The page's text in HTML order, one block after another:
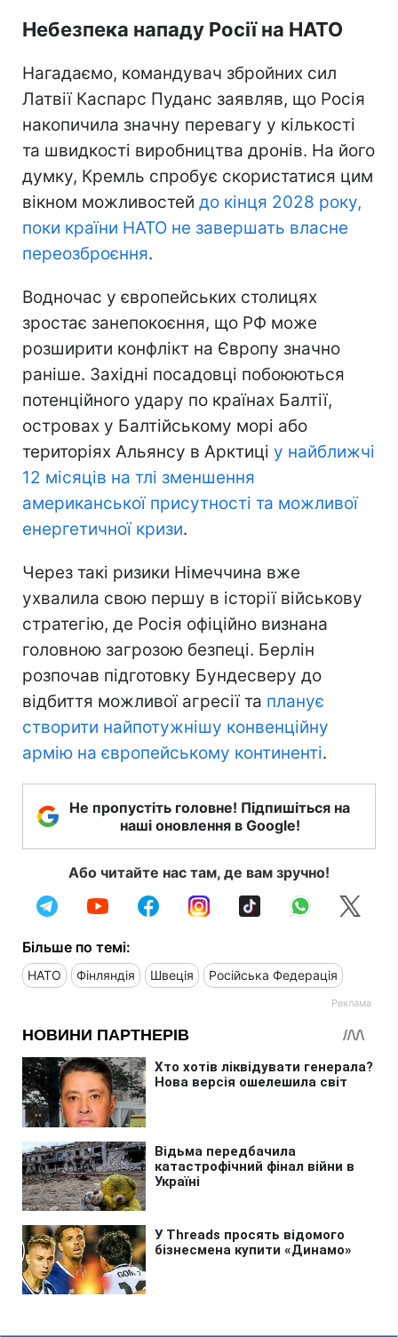
Небезпека нападу Росії на НАТО
Нагадаємо, командувач збройних сил
Латвії Каспарс Пуданс заявляв, що Росія
накопичила значну перевагу у кількості
та швидкості виробництва дронів. На його
думку, Кремль спробує скористатися цим
вікном можливостей до кінця 2028 року,
поки країни НАТО не завершать власне
переозброєння.
Водночас у європейських столицях
зростає занепокоєння, що РФ може
розширити конфлікт на Європу значно
раніше. Західні посадовці побоюються
потенційного удару по країнах Балтії,
островах у Балтійському морі або
територіях Альянсу в Арктиці у найближчі
12 місяців на тлі зменшення
американської присутності та можливої
енергетичної кризи.
Через такі ризики Німеччина вже
ухвалила свою першу в історії військову
стратегію, де Росія офіційно визнана
головною загрозою безпеці. Берлін
розпочав підготовку Бундесверу до
відбиття можливої агресії та планує
створити найпотужнішу конвенційну
армію на європейському континенті.
Не пропустіть головне! Підпишіться на
наші оновлення в Google!
Або читайте нас там, де вам зручно!
Більше по темі:
НАТО Фінляндія Швеція Російська Федерація